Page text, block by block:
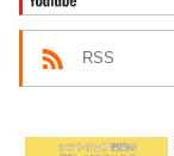
RSS